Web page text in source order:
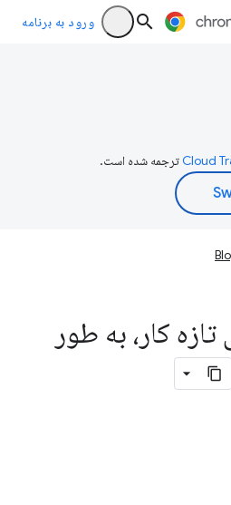
ورود به برنامه
ترجمه شده است.
کار، به طور